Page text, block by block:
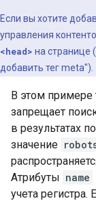
Если вы хотите
управления
<head> на странице
добавить тегmeta").
В этом примере
запрещает
в результатах
значение
Атрибуты name
учета